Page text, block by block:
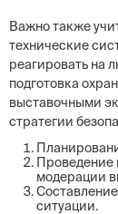
Важно также
технические
реагировать на
подготовка
выставочными
стратегии
Проведение
модерации
ситуации.